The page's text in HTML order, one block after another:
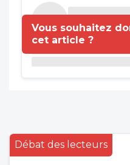
Vous souhaitez
cet article ?
Débat des lecteurs